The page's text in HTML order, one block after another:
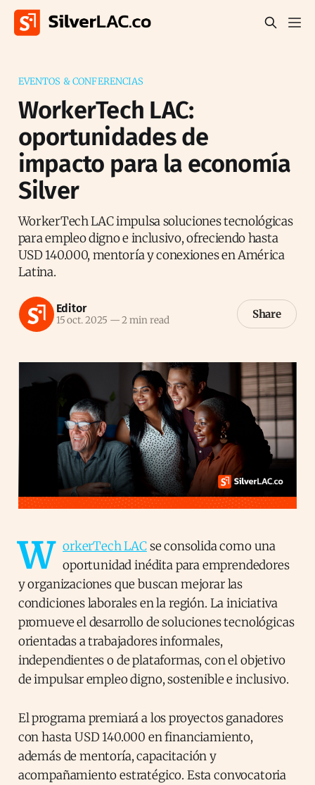
EVENTOS & CONFERENCIAS
WorkerTech LAC:
oportunidades de
impacto para la economía
Silver
WorkerTech LAC impulsa soluciones tecnológicas
para empleo digno e inclusivo, ofreciendo hasta
USD 140.000, mentoría y conexiones en América
Latina.
Editor
15 oct. 2025 —2 min read Share
W orkerTech LACse consolida como una
oportunidad inédita para emprendedores
y organizaciones que buscan mejorar las
condiciones laborales en la región. La iniciativa
promueve el desarrollo de soluciones tecnológicas
orientadas a trabajadores informales,
independientes o de plataformas, con el objetivo
de impulsar empleo digno, sostenible e inclusivo.
El programa premiará a los proyectos ganadores
con hasta USD 140.000 en financiamiento,
además de mentoría, capacitación y
acompañamiento estratégico. Esta convocatoria